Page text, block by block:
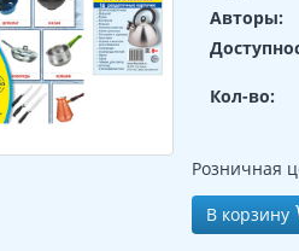
Авторы:
Кол-во:
Розничная
В корзину